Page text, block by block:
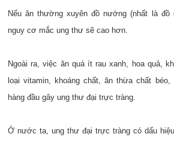
Nếu ăn thường xuyên đồ nướng (nhất là
nguy cơ mắc ung thư sẽ cao hơn.
Ngoài ra, việc ăn quá ít rau xanh, hoa quả,
loại vitamin, khoáng chất, ăn thừa chất
hàng đầu gây ung thư đại trực tràng.
Ở nước ta, ung thư đại trực tràng có dấu